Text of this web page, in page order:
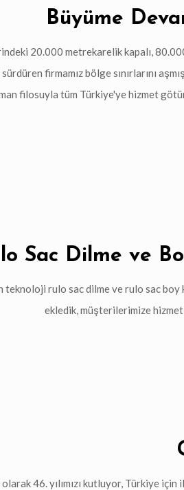
Büyüme
20.000 metrekarelik kapalı,
firmamız bölge sınırlarını
filosuyla tüm Türkiye'ye hizmet
Sac Dilme ve
teknoloji rulo sac dilme ve rulo sac boy
ekledik, müşterilerimize hizmet
46. yılımızı kutluyor, Türkiye için